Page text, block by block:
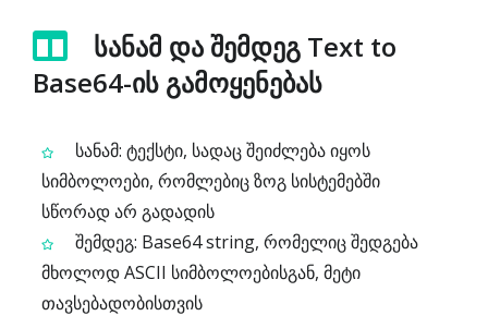
სანამ და შემდეგ Text to
Base64-ის გამოყენებას
სანამ: ტექსტი, სადაც შეიძლება იყოს
სიმბოლოები, რომლებიც ზოგ სისტემებში
სწორად არ გადადის
შემდეგ: Base64 string, რომელიც შედგება
მხოლოდ ASCII სიმბოლოებისგან, მეტი
თავსებადობისთვის